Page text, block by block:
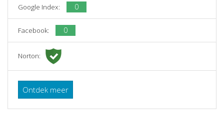
Google Index: 0
Facebook: 0
Norton:
Ontdek meer